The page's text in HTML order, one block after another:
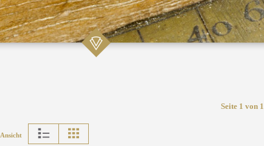
Seite 1 von 1
Ansicht